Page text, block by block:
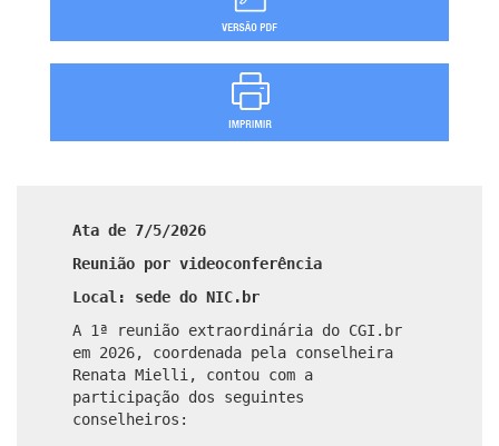
Ata de 7/5/2026
Reunião por videoconferência
Local: sede do NIC.br
A 1ª reunião extraordinária do CGI.br
em 2026, coordenada pela conselheira
Renata Mielli, contou com a
participação dos seguintes
conselheiros: